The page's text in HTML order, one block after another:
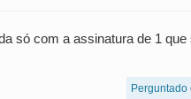
só com a assinatura de 1 que
Perguntado